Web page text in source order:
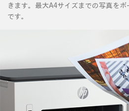
きます。最大A4サイズまでの写真を
です。